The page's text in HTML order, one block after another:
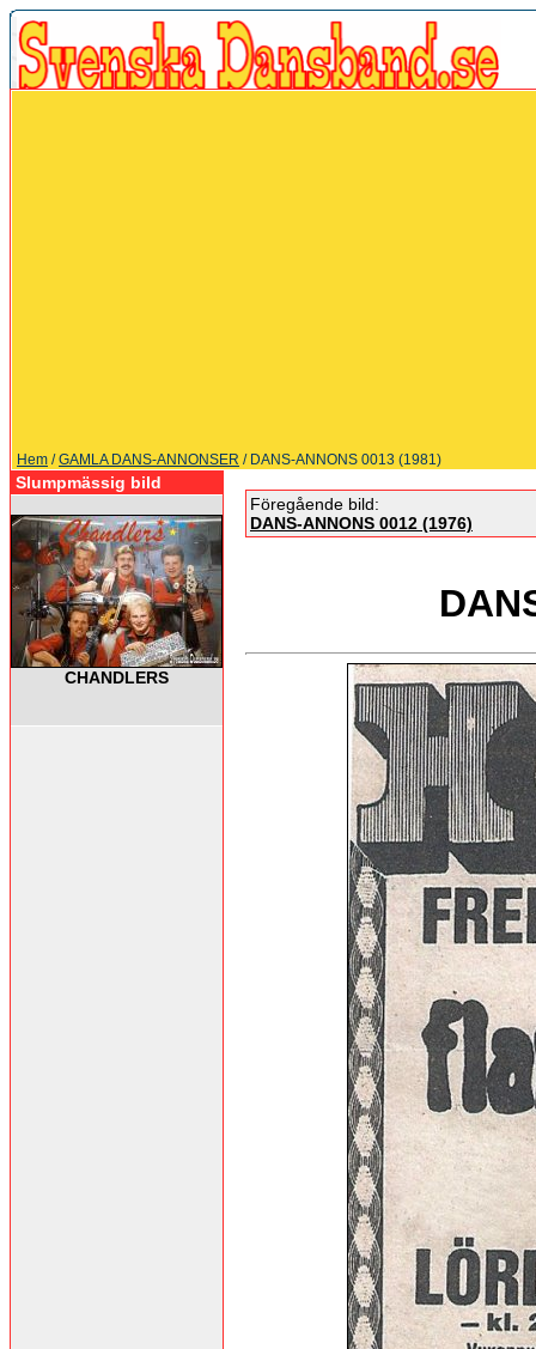
Hem /GAMLA DANS-ANNONSER / DANS-ANNONS 0013 (1981)
Slumpmässig bild
CHANDLERS
Föregående bild:
DANS-ANNONS 0012 (1976)